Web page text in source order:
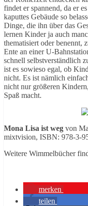
findet er spannend, da er
kaputtes Gebäude so
Dinge, die ihn über das
lernen Kinder ja auch
thematisiert oder benennt,
Ente an einer U-
schnell selbstverständlich
ist es sowieso egal, ob
nicht. Es ist nämlich
nicht nur größeren
Spaß macht.
Mona Lisa ist weg von
mixtvision, ISBN: 978-3-
Weitere Wimmelbücher
merken
teilen